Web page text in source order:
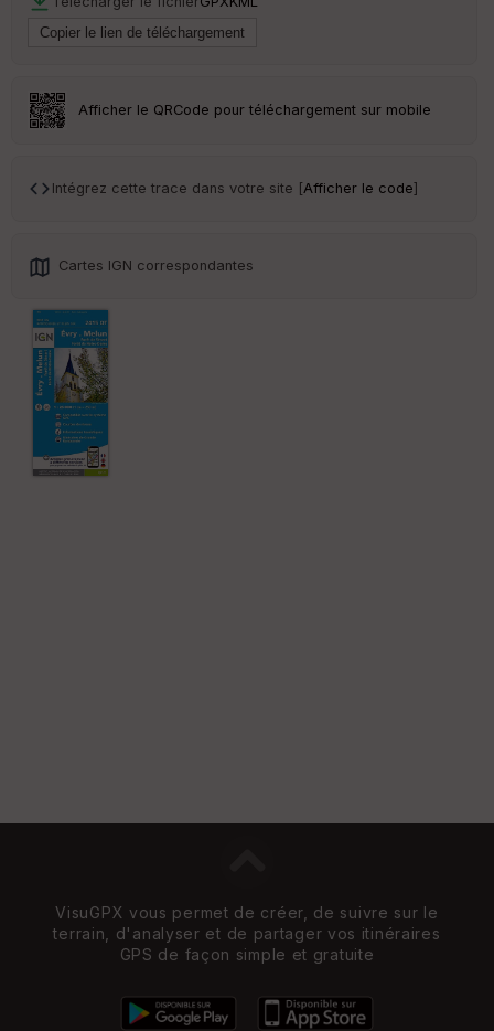
Afficher le QRCode pour téléchargement sur mobile
Intégrez cette trace dans votre site [Afficher le code]
Cartes IGN correspondantes
VisuGPX vous permet de créer, de suivre sur le
terrain, d'analyser et de partager vos itinéraires
GPS de façon simple et gratuite